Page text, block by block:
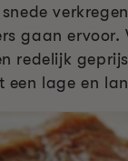
gaan ervoor.
redelijk
een lage en